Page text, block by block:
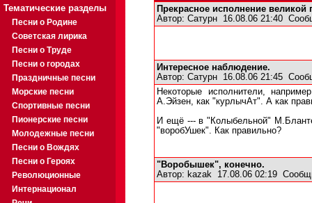
Тематические разделы
Песни о Родине
Советская лирика
Песни о Труде
Песни о городах
Праздничные песни
Морские песни
Спортивные песни
Пионерские песни
Молодежные песни
Песни о Вождях
Песни о Героях
Революционные
Интернационал
Прекрасное исполнение великой
Автор: Сатурн 16.08.06 21:40
Интересное наблюдение.
Автор: Сатурн 16.08.06 21:45
Некоторые исполнители,
А.Эйзен, как "курлычАт". А как
И ещё --- в "Колыбельной"
"воробУшек". Как правильно?
"Воробышек", конечно.
Автор: kazak 17.08.06 02:19